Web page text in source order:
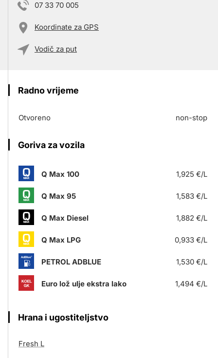
07 33 70 005
Koordinate za GPS
Vodič za put
Radno vrijeme
Otvoreno non-stop
Goriva za vozila
Q Max 100 1,925 €/L
Q Max 95 1,583 €/L
Q Max Diesel 1,882 €/L
Q Max LPG 0,933 €/L
PETROL ADBLUE 1,530 €/L
Euro lož ulje ekstra lako 1,494 €/L
Hrana i ugostiteljstvo
Fresh L